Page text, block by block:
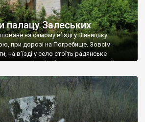
палацу Залеських
на самому в’їзді у Вінницьку
при дорозі на Погребище. Зовсім
на в’їзді у село стоїть радянське
жінку і яблуню, а трохи далі, десь
стареньких колії у траві – […]